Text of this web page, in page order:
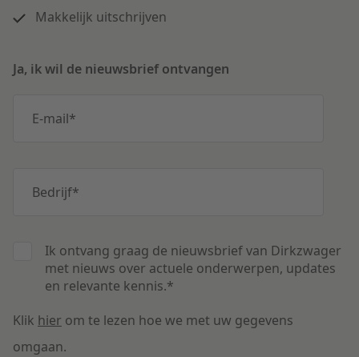
Makkelijk uitschrijven
Ja, ik wil de nieuwsbrief ontvangen
E-mail*
Bedrijf*
Ik ontvang graag de nieuwsbrief van Dirkzwager
met nieuws over actuele onderwerpen, updates
en relevante kennis.*
Klik hier om te lezen hoe we met uw gegevens
omgaan.